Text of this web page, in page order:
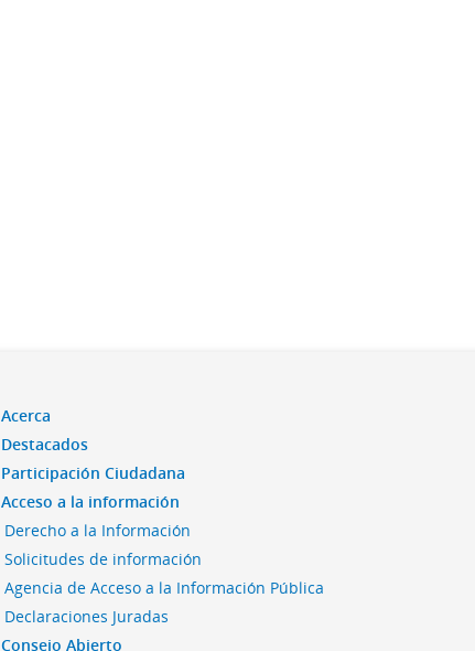
Acerca
Destacados
Participación Ciudadana
Acceso a la información
Derecho a la Información
Solicitudes de información
Agencia de Acceso a la Información Pública
Declaraciones Juradas
Consejo Abierto